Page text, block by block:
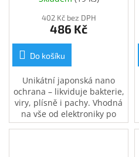
402 Kč bez DPH
486 Kč
Do košíku
Unikátní japonská nano
ochrana – likviduje bakterie,
viry, plísně i pachy. Vhodná
na vše od elektroniky po
koupelny, kuchyně či